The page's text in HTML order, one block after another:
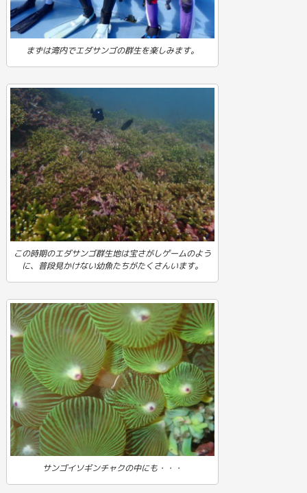
まずは湾内でエダサンゴの群生を楽しみます。
この時期のエダサンゴ群生地は宝さがしゲームのよう
に、普段見かけない幼魚たちがたくさんいます。
サンゴイソギンチャクの中にも・・・